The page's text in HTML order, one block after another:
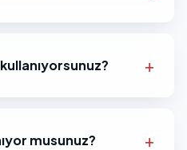
musunuz?